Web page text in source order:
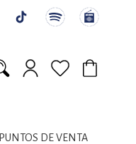
PUNTOS DE VENTA